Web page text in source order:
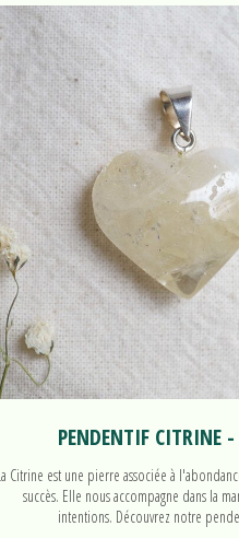
PENDENTIF CITRINE -
Citrine est une pierre associée à
succès. Elle nous accompagne dans la
intentions. Découvrez notre